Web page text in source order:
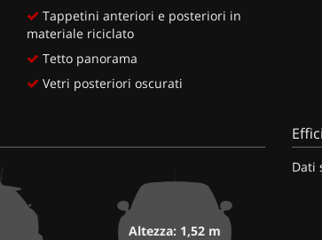
Tappetini anteriori e posteriori in
materiale riciclato
Tetto panorama
Vetri posteriori oscurati
Altezza: 1,52 m
Dati